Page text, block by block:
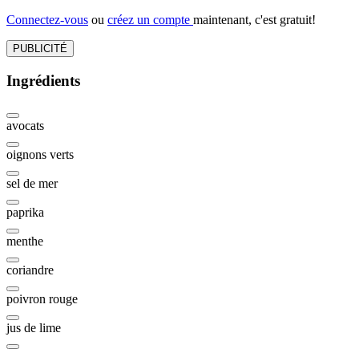
Connectez-vous ou créez un compte maintenant, c'est gratuit!
PUBLICITÉ
Ingrédients
avocats
oignons verts
sel de mer
paprika
menthe
coriandre
poivron rouge
jus de lime